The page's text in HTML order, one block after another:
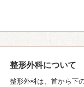
整形外科について
整形外科は、首から下